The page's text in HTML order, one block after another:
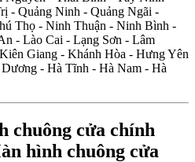
- Quảng Ninh - Quảng Ngãi -
Thọ - Ninh Thuận - Ninh Bình -
- Lào Cai - Lạng Sơn - Lâm
Giang - Khánh Hòa - Hưng Yên
- Hà Tĩnh - Hà Nam - Hà
chuông cửa chính
hình chuông cửa